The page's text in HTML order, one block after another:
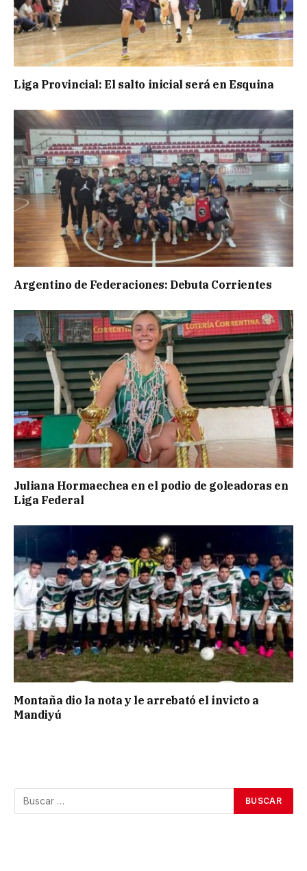
Liga Provincial: El salto inicial será en Esquina
Argentino de Federaciones: Debuta Corrientes
Juliana Hormaechea en el podio de goleadoras en
Liga Federal
Montaña dio la nota y le arrebató el invicto a
Mandiyú